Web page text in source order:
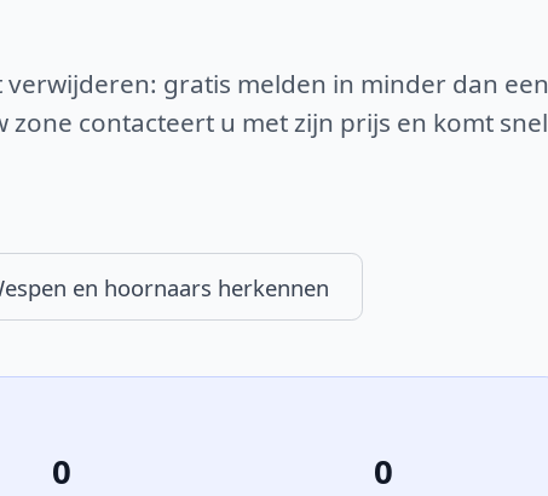
gratis melden in minder dan een
contacteert u met zijn prijs en komt snel
en hoornaars herkennen
0 0